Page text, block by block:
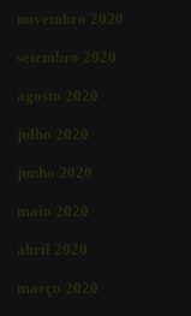
novembro 2020
setembro 2020
agosto 2020
julho 2020
junho 2020
maio 2020
abril 2020
março 2020